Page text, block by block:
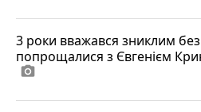
3 роки вважався зниклим
попрощалися з Євгенієм
photo_camera